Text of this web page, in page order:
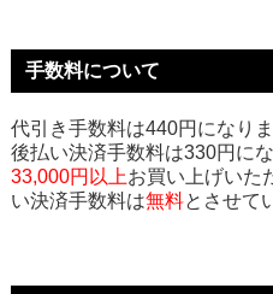
手数料について
代引き手数料は440円になりま
後払い決済手数料は330円にな
33,000円以上お買い上げいた
い決済手数料は無料とさせて